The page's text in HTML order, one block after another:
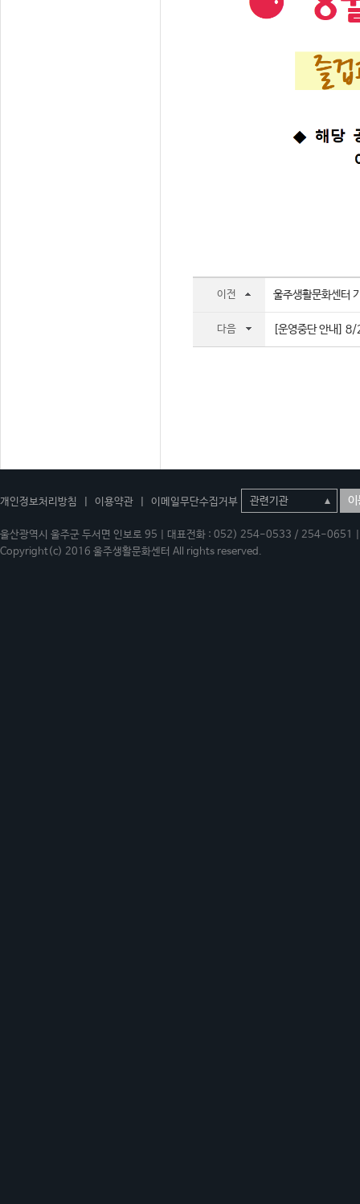
이전 울주생활문화센터
다음 [운영중단 안내]
개인정보처리방침 이용약관 이메일무단수집거부 이
울산광역시 울주군 두서면 인보로 95 | 대표전화 : 052) 254-0533 / 254-
Copyright(c) 2016 울주생활문화센터 All rights reserved.